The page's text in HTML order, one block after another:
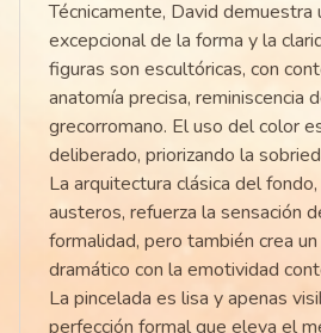
Técnicamente, David demuestra
excepcional de la forma y la
figuras son escultóricas, con
anatomía precisa, reminiscencia
grecorromano. El uso del color
deliberado, priorizando la
La arquitectura clásica del
austeros, refuerza la sensación
formalidad, pero también crea
dramático con la emotividad
La pincelada es lisa y apenas
perfección formal que eleva el